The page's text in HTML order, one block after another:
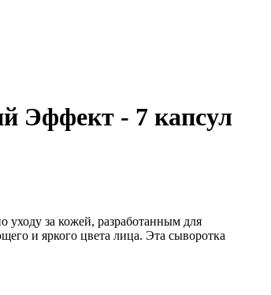
Эффект - 7 капсул
за кожей, разработанным для
и яркого цвета лица. Эта сыворотка